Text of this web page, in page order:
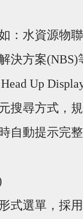
：水資源物
決方案
Up
搜尋方式，
自動提示完
式選單，採